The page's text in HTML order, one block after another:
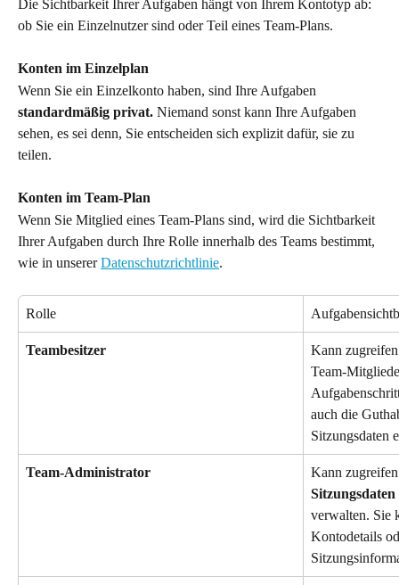
Die Sichtbarkeit Ihrer Aufgaben hängt von Ihrem Kontotyp ab:
ob Sie ein Einzelnutzer sind oder Teil eines Team-Plans.
Konten im Einzelplan
Wenn Sie ein Einzelkonto haben, sind Ihre Aufgaben
standardmäßig privat. Niemand sonst kann Ihre Aufgaben
sehen, es sei denn, Sie entscheiden sich explizit dafür, sie zu
teilen.
Konten im Team-Plan
Wenn Sie Mitglied eines Team-Plans sind, wird die Sichtbarkeit
Ihrer Aufgaben durch Ihre Rolle innerhalb des Teams bestimmt,
wie in unserer Datenschutzrichtlinie.
Rolle
Teambesitzer
Kann
Team-
auch die
Sitzungsdaten
Team-Administrator
Kann
Sitzungsdaten
verwalten. Sie
Kontodetails